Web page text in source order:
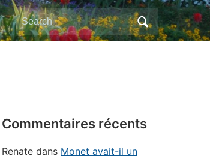
Search
for:
Commentaires récents
Renate dans Monet avait-il un